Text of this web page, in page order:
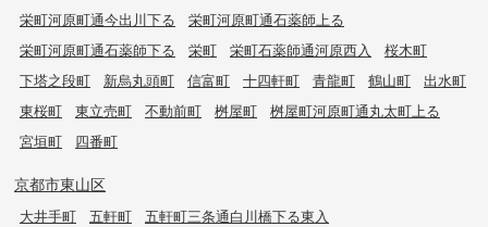
栄町河原町通今出川下る
栄町河原町通石薬師上る
栄町河原町通石薬師下る
栄町 栄町石薬師通河原西入
桜木町
下塔之段町
新烏丸頭町 信富町 十四軒町 青龍町 鶴山町
出水町
東桜町
東立売町 不動前町 桝屋町
桝屋町河原町通丸太町上る
宮垣町
四番町
京都市東山区
大井手町 五軒町
五軒町三条通白川橋下る東入